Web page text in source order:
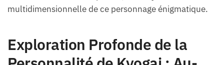
multidimensionnelle de ce personnage énigmatique.
Exploration Profonde de la